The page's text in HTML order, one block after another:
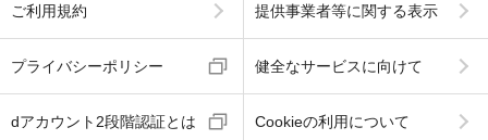
ご利用規約 提供事業者等に関する表示
プライバシーポリシー 健全なサービスに向けて
dアカウント2段階認証とは Cookieの利用について